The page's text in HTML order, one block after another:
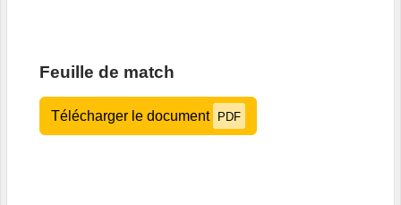
Feuille de match
Télécharger le document PDF